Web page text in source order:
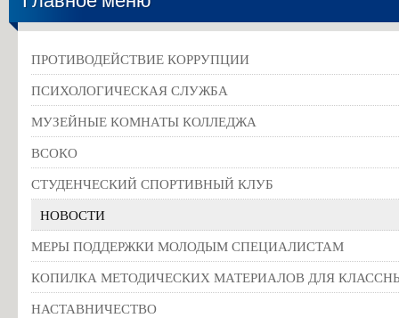
Заочное обучение
Студентам
Льготный кредит на образование
Информация об организации ежедневных «входных фильтров»
Выпускникам
Анкета для выпускников
Информация об общежитиях
Заочное отделение
О порядке участия в ЕГЭ
Трудоустройство
ПРОТИВОДЕЙСТВИЕ КОРРУПЦИИ
ПСИХОЛОГИЧЕСКАЯ СЛУЖБА
МУЗЕЙНЫЕ КОМНАТЫ КОЛЛЕДЖА
ВСОКО
СТУДЕНЧЕСКИЙ СПОРТИВНЫЙ КЛУБ
НОВОСТИ
МЕРЫ ПОДДЕРЖКИ МОЛОДЫМ СПЕЦИАЛИСТАМ
КОПИЛКА МЕТОДИЧЕСКИХ МАТЕРИАЛОВ ДЛЯ
НАСТАВНИЧЕСТВО